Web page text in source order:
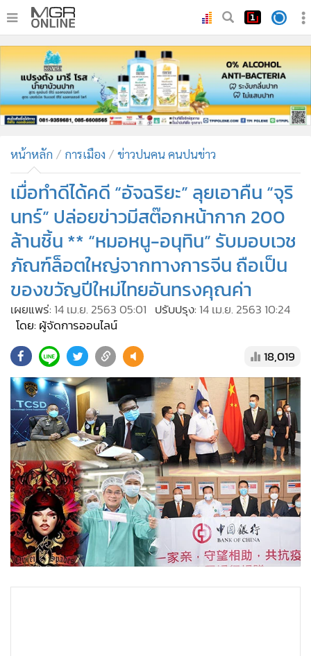
หน้าหลัก
• ทันเหตุการณ์
• ภาคใต้
• ภูมิภาค
• บันเทิง
ผู้จัดการรายวัน
• คอลัมนิสต์
• ละคร
• CbizReview
• Cyber BIZ
• ผู้จัดกวน
• Good health & Well-being
Green Innovation & SD
• Management & HR
• MGR Live
Infographic
• การเมือง
• ท่องเที่ยว
• กีฬา
• ต่างประเทศ
• Special Scoop
• เศรษฐกิจ-ธุรกิจ
• จีน
• ชุมชน-คุณภาพชีวิต
• อาชญากรรม
หน้าหลัก การเมือง ข่าวปนคน คนปนข่าว
เมื่อทำดีได้คดี “อัจฉริยะ” ลุยเอาคืน “จุริ
นทร์” ปล่อยข่าวมีสต๊อกหน้ากาก 200
ล้านชิ้น ** “หมอหนู-อนุทิน” รับมอบเวช
ภัณฑ์ล็อตใหญ่จากทางการจีน ถือเป็น
ของขวัญปีใหม่ไทยอันทรงคุณค่า
เผยแพร่: 14 เม.ย. 2563 05:01 ปรับปรุง: 14 เม.ย. 2563 10:24
โดย: ผู้จัดการออนไลน์
18,019